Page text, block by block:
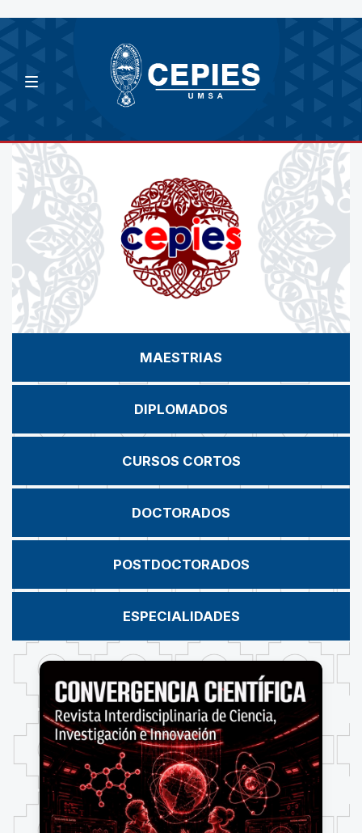
MAESTRIAS
DIPLOMADOS
CURSOS CORTOS
DOCTORADOS
POSTDOCTORADOS
ESPECIALIDADES